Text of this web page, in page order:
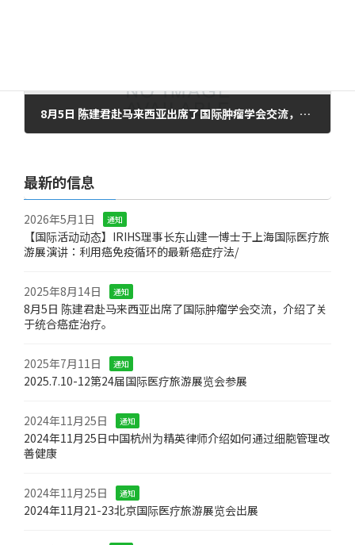
8月5日 陈建君赴马来西亚出席了国际肿瘤学会交流，介绍了关于统合癌症治疗。
最新的信息
2026年5月1日 通知
【国际活动动态】IRIHS理事长东山建一博士于上海国际医疗旅
游展演讲：利用癌免疫循环的最新癌症疗法/
2025年8月14日 通知
8月5日 陈建君赴马来西亚出席了国际肿瘤学会交流，介绍了关
于统合癌症治疗。
2025年7月11日 通知
2025.7.10-12第24届国际医疗旅游展览会参展
2024年11月25日 通知
2024年11月25日中国杭州为精英律师介绍如何通过细胞管理改
善健康
2024年11月25日 通知
2024年11月21-23北京国际医疗旅游展览会出展